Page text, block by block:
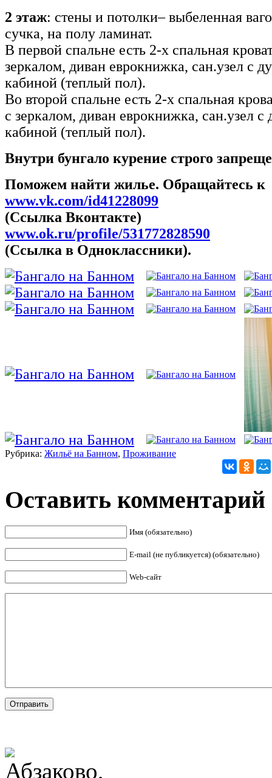
2 этаж: стены и потолки– выбеленная
сучка, на полу ламинат.
В первой спальне есть 2-х спальная
зеркалом, диван еврокнижка, сан.узел с
кабиной (теплый пол).
Во второй спальне есть 2-х спальная
с зеркалом, диван еврокнижка, сан.узел с
кабиной (теплый пол).
Внутри бунгало курение строго
Поможем найти жилье. Обращайтесь к
www.vk.com/id41228099
(Ссылка Вконтакте)
www.ok.ru/profile/531772828590
(Ссылка в Одноклассники).
Рубрика: Жильё на Банном, Проживание
Оставить комментарий
Имя (обязательно)
E-mail (не публикуется) (обязательно)
Web-сайт